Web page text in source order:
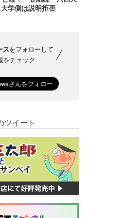
学側は説明拒否
スをフォローして
をチェック
ツイート